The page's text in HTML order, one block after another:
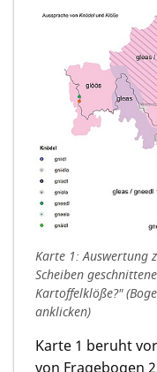
Karte 1: Auswertung
Scheiben
Kartoffelklöße?"
anklicken)
Karte 1 beruht
von Fragebogen